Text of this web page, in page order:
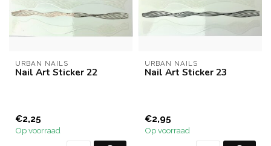
URBAN NAILS
Nail Art Sticker 22
€2,25
Op voorraad
URBAN NAILS
Nail Art Sticker 23
€2,95
Op voorraad